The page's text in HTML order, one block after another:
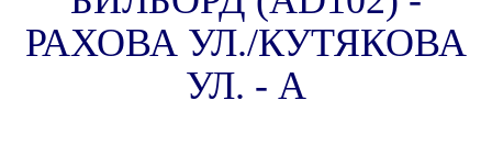
РАХОВА УЛ./КУТЯКОВА
УЛ. - А